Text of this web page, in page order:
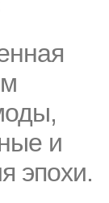
и
эпохи.